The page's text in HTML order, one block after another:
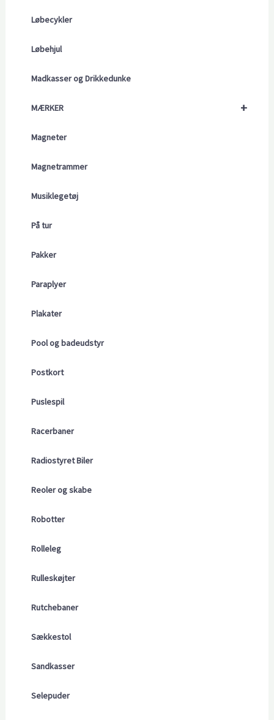
Løbecykler
Løbehjul
Madkasser og Drikkedunke
+
MÆRKER
Magneter
Magnetrammer
Musiklegetøj
På tur
Pakker
Paraplyer
Plakater
Pool og badeudstyr
Postkort
Puslespil
Racerbaner
Radiostyret Biler
Reoler og skabe
Robotter
Rolleleg
Rulleskøjter
Rutchebaner
Sækkestol
Sandkasser
Selepuder